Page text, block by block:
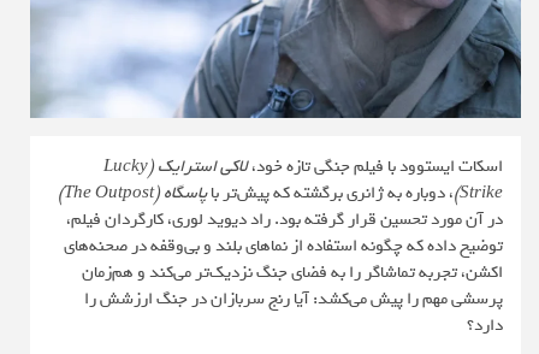
اسکات ایستوود با فیلم جنگی تازه خود،
لاکی استرایک (Lucky
Strike) ، دوباره به ژانری برگشته که پیش‌تر باپاسگاه (The Outpost)
در آن مورد تحسین قرار گرفته بود. راد دیوید لوری، کارگردان فیلم،
توضیح داده که چگونه استفاده از نماهای بلند و بی‌وقفه در صحنه‌های
اکشن، تجربه تماشاگر را به فضای جنگ نزدیک‌تر می‌کند و هم‌زمان
پرسشی مهم را پیش می‌کشد: آیا رنج سربازان در جنگ ارزشش را
دارد؟